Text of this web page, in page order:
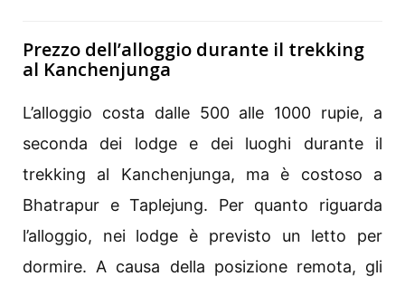
Prezzo dell’alloggio durante il trekking
al Kanchenjunga
L’alloggio costa dalle 500 alle 1000 rupie, a
seconda dei lodge e dei luoghi durante il
trekking al Kanchenjunga, ma è costoso a
Bhatrapur e Taplejung. Per quanto riguarda
l’alloggio, nei lodge è previsto un letto per
dormire. A causa della posizione remota, gli